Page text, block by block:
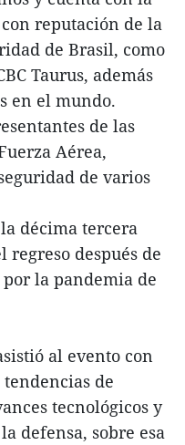
reputación de la
de Brasil, como
Taurus, además
en el mundo.
de las
Aérea,
de varios
décima tercera
regreso después de
la pandemia de
al evento con
de
tecnológicos y
defensa, sobre esa